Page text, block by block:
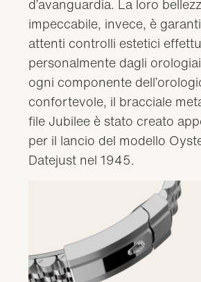
d’avanguardia. La loro
impeccabile, invece, è
attenti controlli estetici
personalmente dagli
ogni componente
confortevole, il bracciale
file Jubilee è stato creato
per il lancio del modello
Datejust nel 1945.